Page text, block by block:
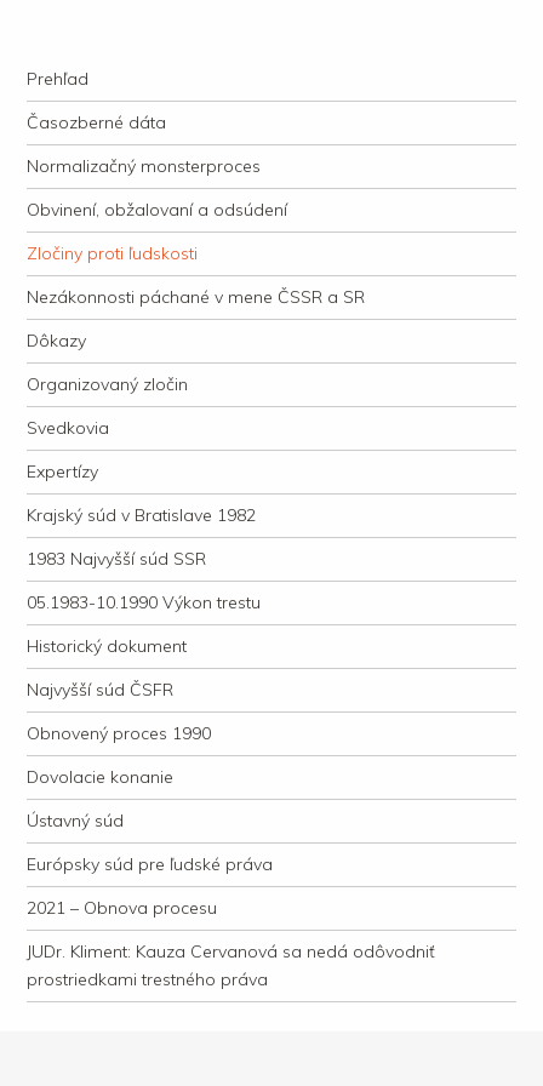
justície
Navigation
Skip to content
Prehľad
Časozberné dáta
Normalizačný monsterproces
Obvinení, obžalovaní a odsúdení
Zločiny proti ľudskosti
Nezákonnosti páchané v mene ČSSR a SR
Dôkazy
Organizovaný zločin
Svedkovia
Expertízy
Krajský súd v Bratislave 1982
1983 Najvyšší súd SSR
05.1983-10.1990 Výkon trestu
Historický dokument
Najvyšší súd ČSFR
Obnovený proces 1990
Dovolacie konanie
Ústavný súd
Európsky súd pre ľudské práva
2021 – Obnova procesu
JUDr. Kliment: Kauza Cervanová sa nedá odôvodniť
prostriedkami trestného práva